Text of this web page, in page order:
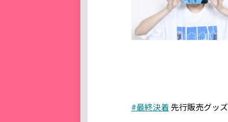
#最終決着先行販売グッ